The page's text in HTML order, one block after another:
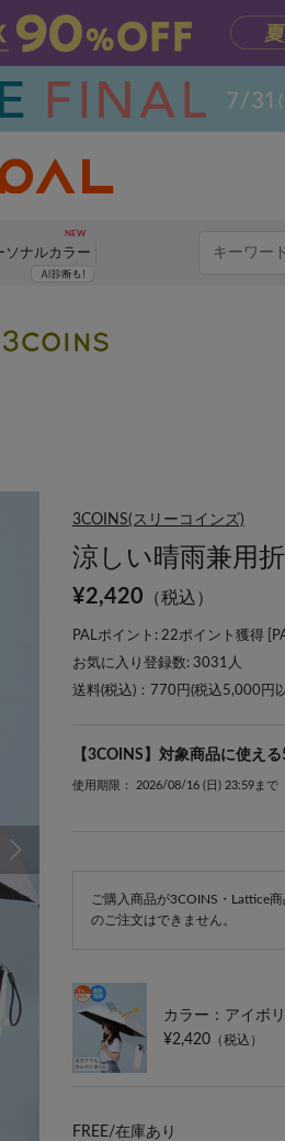
ソナルカラー
3COINS(スリーコインズ)
涼しい晴雨兼用
¥2,420 （税込）
PALポイント: 22ポイント獲得 [
お気に入り登録数: 3031 人
送料(税込)：770円(税込5,000円
【3COINS】対象商品に使え
使用期限： 2026/08/16 (日) 23:59まで
ご購入商品が3COINS・Lattice
のご注文はできません。
カラー：アイボ
¥2,420 （税込）
FREE/在庫あり